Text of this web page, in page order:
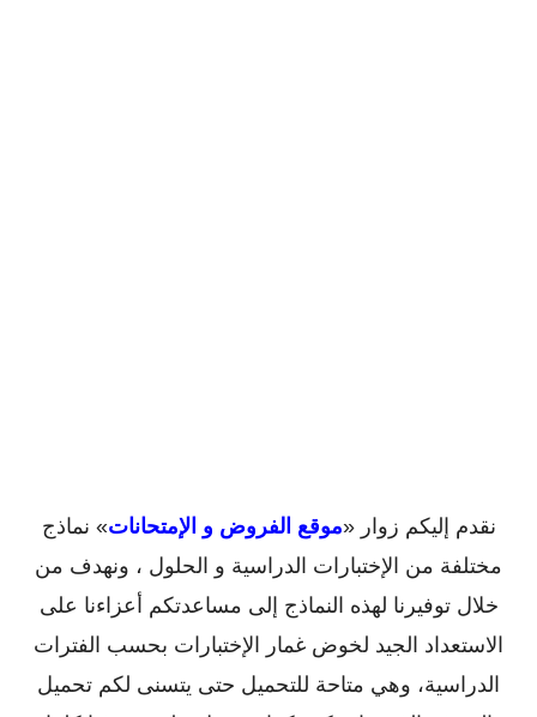
نقدم إليكم زوار «موقع الفروض و الإمتحانات» نماذج
مختلفة من الإختبارات الدراسية و الحلول ، ونهدف من
خلال توفيرنا لهذه النماذج إلى مساعدتكم أعزاءنا على
الاستعداد الجيد لخوض غمار الإختبارات بحسب الفترات
الدراسية، وهي متاحة للتحميل حتى يتسنى لكم تحميل